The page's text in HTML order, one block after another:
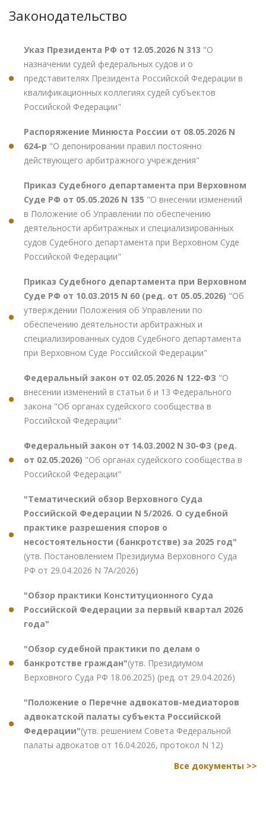
Законодательство
Указ Президента РФ от 12.05.2026 N 313 "О
назначении судей федеральных судов и о
представителях Президента Российской Федерации в
квалификационных коллегиях судей субъектов
Российской Федерации"
Распоряжение Минюста России от 08.05.2026 N
624-р "О депонировании правил постоянно
действующего арбитражного учреждения"
Приказ Судебного департамента при Верховном
Суде РФ от 05.05.2026 N 135 "О внесении изменений
в Положение об Управлении по обеспечению
деятельности арбитражных и специализированных
судов Судебного департамента при Верховном Суде
Российской Федерации"
Приказ Судебного департамента при Верховном
Суде РФ от 10.03.2015 N 60 (ред. от 05.05.2026) "Об
утверждении Положения об Управлении по
обеспечению деятельности арбитражных и
специализированных судов Судебного департамента
при Верховном Суде Российской Федерации"
Федеральный закон от 02.05.2026 N 122-ФЗ "О
внесении изменений в статьи 6 и 13 Федерального
закона "Об органах судейского сообщества в
Российской Федерации"
Федеральный закон от 14.03.2002 N 30-ФЗ (ред.
от 02.05.2026) "Об органах судейского сообщества в
Российской Федерации"
"Тематический обзор Верховного Суда
Российской Федерации N 5/2026. О судебной
практике разрешения споров о
несостоятельности (банкротстве) за 2025 год"
(утв. Постановлением Президиума Верховного Суда
РФ от 29.04.2026 N 7А/2026)
"Обзор практики Конституционного Суда
Российской Федерации за первый квартал 2026
года"
"Обзор судебной практики по делам о
банкротстве граждан"(утв. Президиумом
Верховного Суда РФ 18.06.2025) (ред. от 29.04.2026)
"Положение о Перечне адвокатов-медиаторов
адвокатской палаты субъекта Российской
Федерации"(утв. решением Совета Федеральной
палаты адвокатов от 16.04.2026, протокол N 12)
Все документы >>